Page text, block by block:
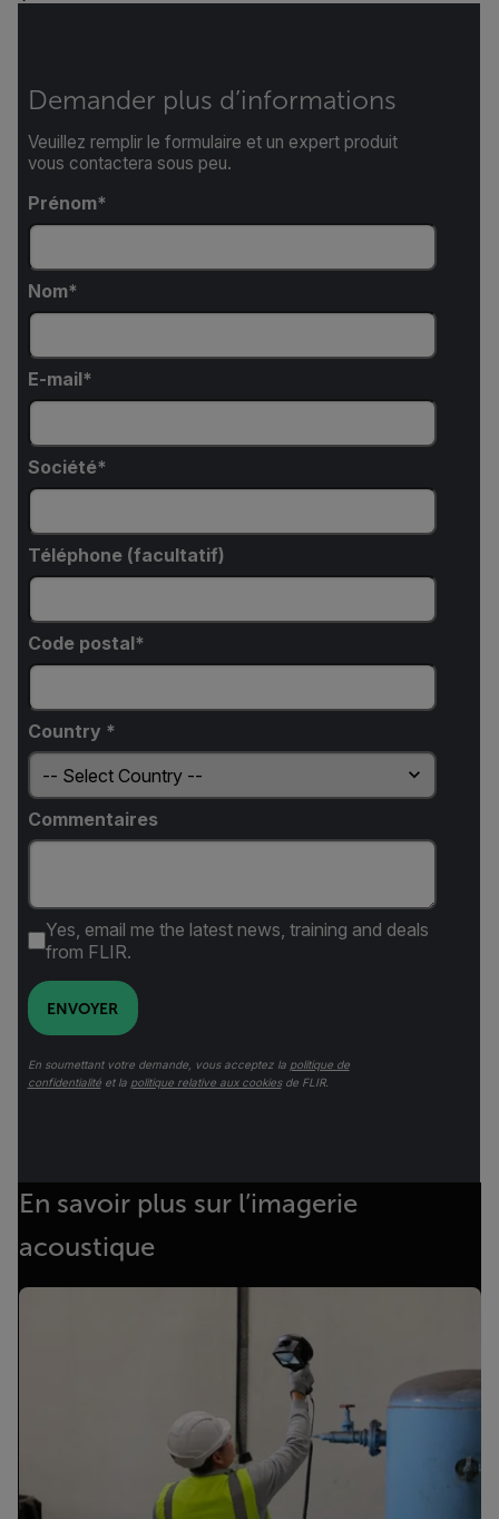
Demander plus d’informations
Veuillez remplir le formulaire et un expert produit
vous contactera sous peu.
Prénom
Nom
E-mail
Société
Téléphone (facultatif)
Code postal*
Country *
Commentaires
Yes, email me the latest news, training and deals
from FLIR.
ENVOYER
En soumettant votre demande, vous acceptez la politique de
confidentialitéet la politique relative aux cookiesde FLIR.
En savoir plus sur l’imagerie
acoustique